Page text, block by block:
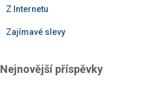
Z Internetu
Zajímavé slevy
Nejnovější příspěvky